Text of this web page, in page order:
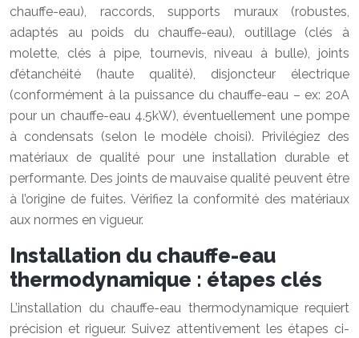
chauffe-eau), raccords, supports muraux (robustes,
adaptés au poids du chauffe-eau), outillage (clés à
molette, clés à pipe, tournevis, niveau à bulle), joints
d’étanchéité (haute qualité), disjoncteur électrique
(conformément à la puissance du chauffe-eau – ex: 20A
pour un chauffe-eau 4.5kW), éventuellement une pompe
à condensats (selon le modèle choisi). Privilégiez des
matériaux de qualité pour une installation durable et
performante. Des joints de mauvaise qualité peuvent être
à l’origine de fuites. Vérifiez la conformité des matériaux
aux normes en vigueur.
Installation du chauffe-eau
thermodynamique : étapes clés
L’installation du chauffe-eau thermodynamique requiert
précision et rigueur. Suivez attentivement les étapes ci-